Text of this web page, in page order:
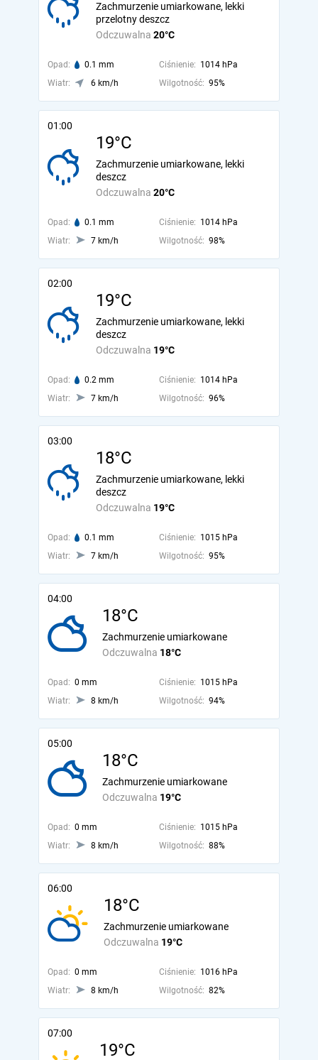
Odczuwalna 20°C
Zachmurzenie umiarkowane, lekki
przelotny deszcz
Opad: 0.1 mm Ciśnienie: 1014 hPa
Wiatr:
6 km/h Wilgotność: 95%
01:00
19°C
Odczuwalna 20°C
Zachmurzenie umiarkowane, lekki
deszcz
Opad: 0.1 mm Ciśnienie: 1014 hPa
Wiatr:
7 km/h Wilgotność: 98%
02:00
19°C
Odczuwalna 19°C
Zachmurzenie umiarkowane, lekki
deszcz
Opad: 0.2 mm Ciśnienie: 1014 hPa
Wiatr:
7 km/h Wilgotność: 96%
03:00
18°C
Odczuwalna 19°C
Zachmurzenie umiarkowane, lekki
deszcz
Opad: 0.1 mm Ciśnienie: 1015 hPa
Wiatr:
7 km/h Wilgotność: 95%
04:00
18°C
Odczuwalna 18°C
Zachmurzenie umiarkowane
Opad: 0 mm Ciśnienie: 1015 hPa
Wiatr:
8 km/h Wilgotność: 94%
05:00
18°C
Odczuwalna 19°C
Zachmurzenie umiarkowane
Opad: 0 mm Ciśnienie: 1015 hPa
Wiatr:
8 km/h Wilgotność: 88%
06:00
18°C
Odczuwalna 19°C
Zachmurzenie umiarkowane
Opad: 0 mm Ciśnienie: 1016 hPa
Wiatr:
8 km/h Wilgotność: 82%
07:00
19°C